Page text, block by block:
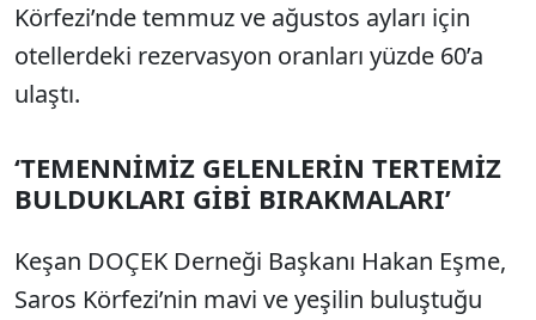
Körfezi’nde temmuz ve ağustos ayları için
otellerdeki rezervasyon oranları yüzde 60’a
ulaştı.
‘TEMENNİMİZ GELENLERİN TERTEMİZ
BULDUKLARI GİBİ BIRAKMALARI’
Keşan DOÇEK Derneği Başkanı Hakan Eşme,
Saros Körfezi’nin mavi ve yeşilin buluştuğu